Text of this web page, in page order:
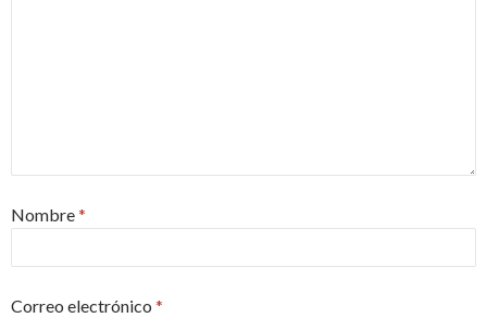
Nombre*
Correo electrónico *